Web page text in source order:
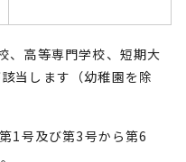
、高等専門学校、短期大
当します（幼稚園を除
1号及び第3号から第6